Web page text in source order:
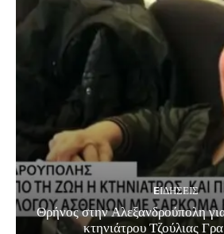
EΙΔΗΣΕΙΣ
Θρήνος στην Αλεξανδρούπολη
κτηνιάτρου Τζούλιας